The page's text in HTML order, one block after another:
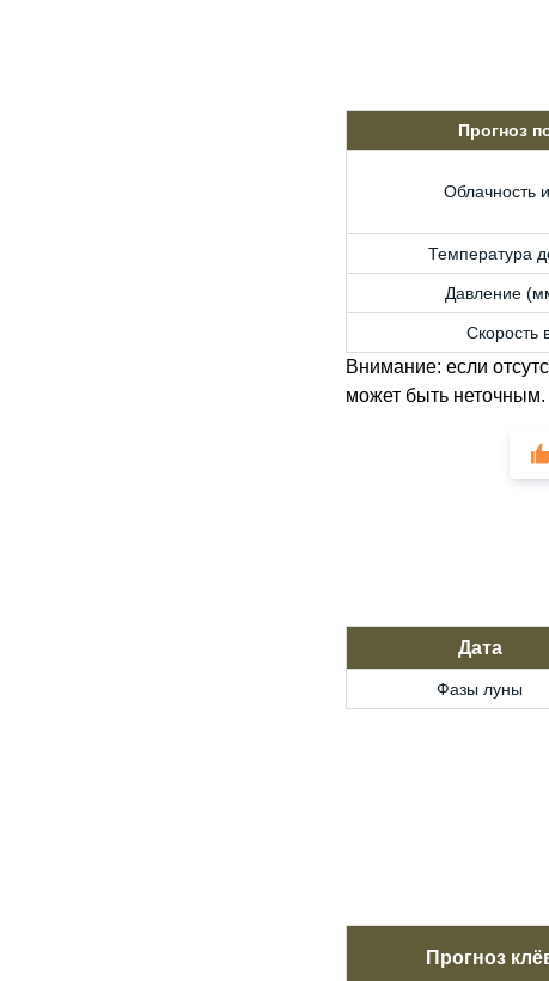
Прогноз
Облачность
Температура
Давление
Скорость
Внимание: если
может быть неточным.
Дата
Фазы луны
Прогноз